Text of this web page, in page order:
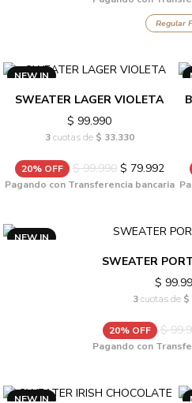
Regular
NEW IN
SWEATER LAGER VIOLETA
$ 99.990
3cuotas de $ 33.330
20% OFF $ 99.990$ 79.992
Pagando con Transferencia bancaria
NEW IN
SWEATER
$
3cuotas de $
20% OFF $
Pagando con
NEW IN